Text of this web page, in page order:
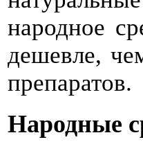
народное
дешевле,
препаратов.
Народные